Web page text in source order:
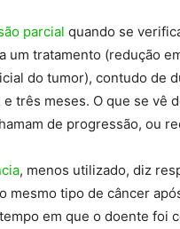
parcial quando se
um tratamento (redução
do tumor), contudo de
três meses. O que se vê
de progressão, ou
, menos utilizado, diz
mesmo tipo de câncer
em que o doente foi